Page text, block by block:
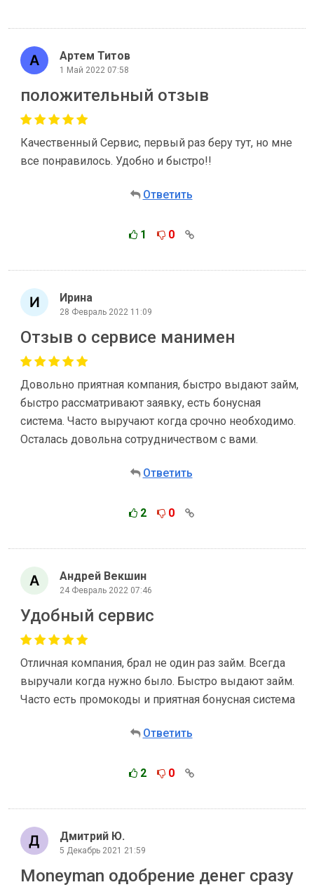
Артем Титов
1 Май 2022 07:58
положительный отзыв
Качественный Сервис, первый раз беру тут, но мне
все понравилось. Удобно и быстро!!
Ответить
1 0
Ирина
28 Февраль 2022 11:09
Отзыв о сервисе манимен
Довольно приятная компания, быстро выдают займ,
быстро рассматривают заявку, есть бонусная
система. Часто выручают когда срочно необходимо.
Осталась довольна сотрудничеством с вами.
Ответить
2 0
Андрей Векшин
24 Февраль 2022 07:46
Удобный сервис
Отличная компания, брал не один раз займ. Всегда
выручали когда нужно было. Быстро выдают займ.
Часто есть промокоды и приятная бонусная система
Ответить
2 0
Дмитрий Ю.
5 Декабрь 2021 21:59
Moneyman одобрение денег сразу